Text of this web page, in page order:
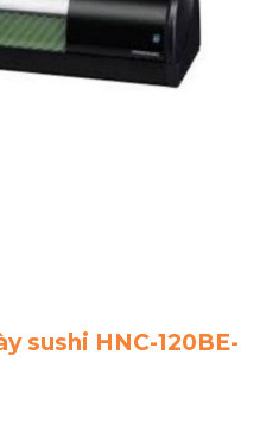
sushi HNC-120BE-